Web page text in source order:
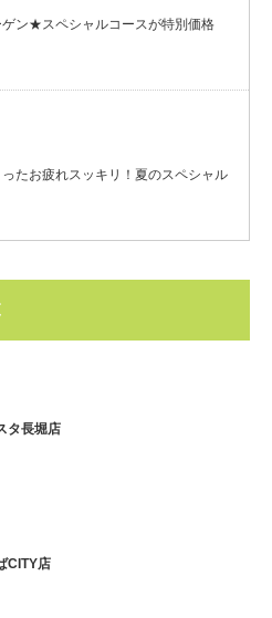
ゲン★スペシャルコースが特別価格
たお疲れスッキリ！夏のスペシャル
タ長堀店
CITY店